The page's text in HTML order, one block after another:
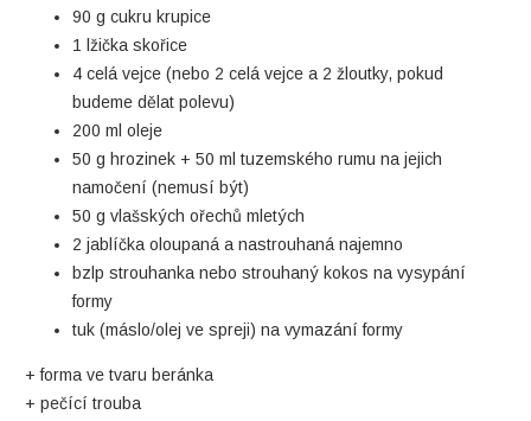
90 g cukru krupice
1 lžička skořice
4 celá vejce (nebo 2 celá vejce a 2 žloutky, pokud
budeme dělat polevu)
200 ml oleje
50 g hrozinek + 50 ml tuzemského rumu na jejich
namočení (nemusí být)
50 g vlašských ořechů mletých
2 jablíčka oloupaná a nastrouhaná najemno
bzlp strouhanka nebo strouhaný kokos na vysypání
formy
tuk (máslo/olej ve spreji) na vymazání formy
+ forma ve tvaru beránka
+ pečící trouba